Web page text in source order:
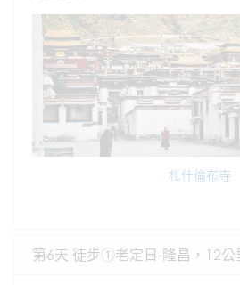
札什倫布寺
第6天 徒步①老定日-隆昌，12公